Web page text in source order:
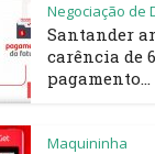
Negociação de
Santander
carência de
pagamento...
Maquininha